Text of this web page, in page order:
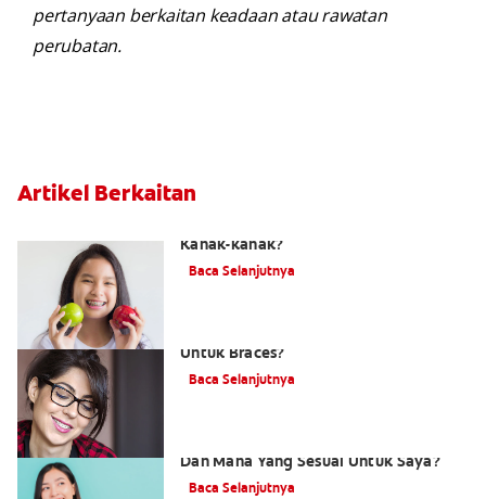
pertanyaan berkaitan keadaan atau rawatan
perubatan.
Artikel Berkaitan
Kanak-kanak?
Baca Selanjutnya
Untuk Braces?
Baca Selanjutnya
Dan Mana Yang Sesuai Untuk Saya?
Baca Selanjutnya